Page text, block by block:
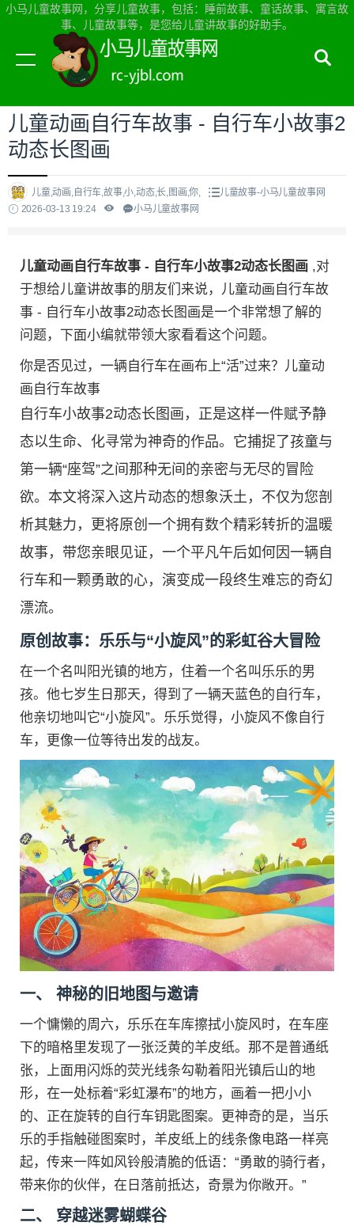
小马儿童故事网，分享儿童故事，包括：睡前故事、童话故事、寓言故
事、儿童故事等，是您给儿童讲故事的好助手。
当前位置：小马儿童故事网首页>儿童故事
儿童动画自行车故事 - 自行车小故事2
动态长图画
儿童,动画,自行车,故事,小,动态,长,图画,你,
儿童故事-小马儿童故事网
2026-03-13 19:24
小马儿童故事网
儿童动画自行车故事 - 自行车小故事2动态长图画 ,对
于想给儿童讲故事的朋友们来说，儿童动画自行车故
事 - 自行车小故事2动态长图画是一个非常想了解的
问题，下面小编就带领大家看看这个问题。
你是否见过，一辆自行车在画布上“活”过来？儿童动
画自行车故事
自行车小故事2动态长图画，正是这样一件赋予静
态以生命、化寻常为神奇的作品。它捕捉了孩童与
第一辆“座驾”之间那种无间的亲密与无尽的冒险
欲。本文将深入这片动态的想象沃土，不仅为您剖
析其魅力，更将原创一个拥有数个精彩转折的温暖
故事，带您亲眼见证，一个平凡午后如何因一辆自
行车和一颗勇敢的心，演变成一段终生难忘的奇幻
漂流。
原创故事：乐乐与“小旋风”的彩虹谷大冒险
在一个名叫阳光镇的地方，住着一个名叫乐乐的男
孩。他七岁生日那天，得到了一辆天蓝色的自行车，
他亲切地叫它“小旋风”。乐乐觉得，小旋风不像自行
车，更像一位等待出发的战友。
一、 神秘的旧地图与邀请
一个慵懒的周六，乐乐在车库擦拭小旋风时，在车座
下的暗格里发现了一张泛黄的羊皮纸。那不是普通纸
张，上面用闪烁的荧光线条勾勒着阳光镇后山的地
形，在一处标着“彩虹瀑布”的地方，画着一把小小
的、正在旋转的自行车钥匙图案。更神奇的是，当乐
乐的手指触碰图案时，羊皮纸上的线条像电路一样亮
起，传来一阵如风铃般清脆的低语：“勇敢的骑行者，
带来你的伙伴，在日落前抵达，奇景为你敞开。”
二、 穿越迷雾蝴蝶谷